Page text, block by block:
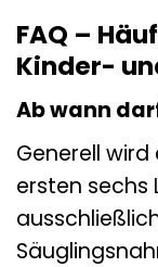
FAQ –
Kinder-
Ab wann
Generell
ersten sechs